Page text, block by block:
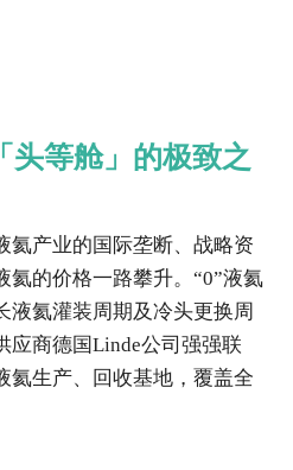
头等舱」的极致之
氦产业的国际垄断、战略资
氦的价格一路攀升。“0”液氦
液氦灌装周期及冷头更换周
应商德国Linde公司强强联
氦生产、回收基地，覆盖全